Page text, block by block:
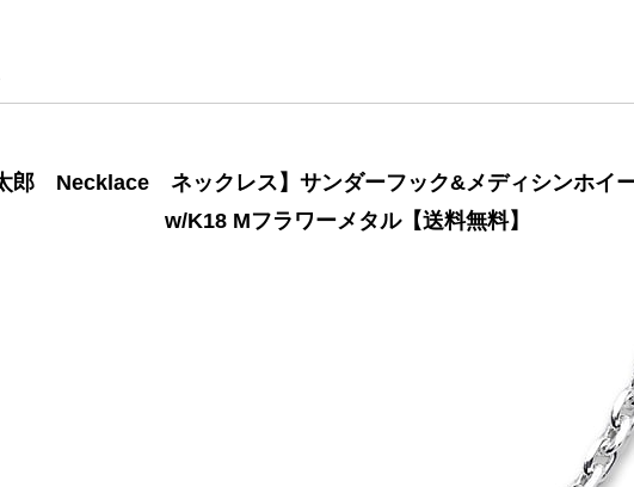
太郎 Necklace ネックレス】サンダーフック&メディシンホイ
w/K18 Mフラワーメタル【送料無料】